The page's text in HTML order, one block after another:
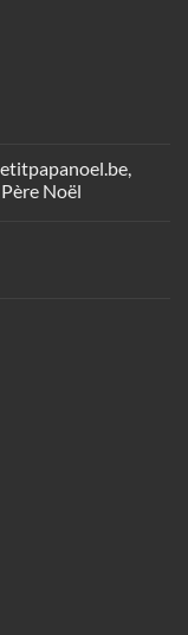
Noël